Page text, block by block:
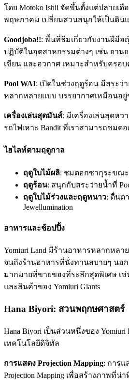
โดย Motoko Ishii จัดขึ้นตั้งแต่ปลายเ
พฤษภาคม เปลี่ยนสวนสนุกให้เป็นดิน
Goodjoba!!: พื้นที่ธีมเกี่ยวกับงานฝีมื
ปฏิบัติในอุตสาหกรรมต่างๆ เช่น ยาน
เขียน และอวกาศ เหมาะสำหรับครอบ
Pool WAI: เปิดในช่วงฤดูร้อน มีสระว่
หลากหลายแบบ บรรยากาศเหมือนอ
เครื่องเล่นสุดมันส์: มีเครื่องเล่นสุดหว
รถไฟเหาะ Bandit ที่เราสามารถชมด
ไฮไลท์ตามฤดูกาล
ฤดูใบไม้ผลิ: ชมดอกซากุระขณะ
ฤดูร้อน: สนุกกับสระว่ายน้ำที่
ฤดูใบไม้ร่วงและฤดูหนาว: ตื่นต
Jewellumination
อาหารและช้อปปิ้ง
Yomiuri Land มีร้านอาหารหลากหล
จนถึงร้านอาหารที่นั่งทานสบายๆ นอ
มากมายที่ขายของที่ระลึกสุดพิเศษ เช่
และสินค้าของ Yomiuri Giants
Hana Biyori: สวนพฤกษศาสตร์
Hana Biyori เป็นส่วนหนึ่งของ
เทคโนโลยีดิจิทัล
การแสดง Projection Mapping: การแ
Projection Mapping เพื่อสร้างภาพที่น่